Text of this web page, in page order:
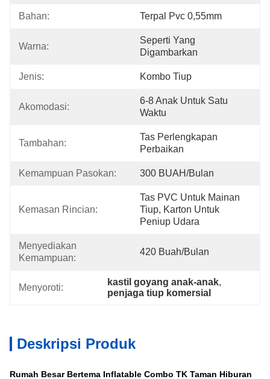
Bahan: Terpal Pvc 0,55mm
Warna:
Seperti Yang
Digambarkan
Jenis: Kombo Tiup
Akomodasi:
6-8 Anak Untuk Satu
Waktu
Tambahan:
Tas Perlengkapan
Perbaikan
Kemampuan Pasokan: 300 BUAH/Bulan
Kemasan Rincian:
Tas PVC Untuk Mainan
Tiup, Karton Untuk
Peniup Udara
Menyediakan
Kemampuan:
420 Buah/bulan
Menyoroti:
kastil goyang anak-anak,
penjaga tiup komersial
Deskripsi Produk
Rumah Besar Bertema Inflatable Combo TK Taman Hiburan